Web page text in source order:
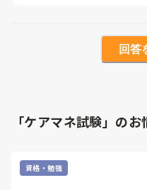
回答
「ケアマネ試験」のお
資格・勉強